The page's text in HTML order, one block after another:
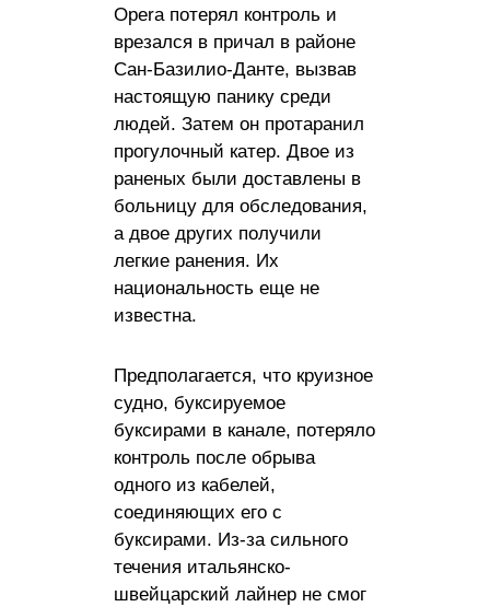
Opera потерял контроль и
врезался в причал в районе
Сан-Базилио-Данте, вызвав
настоящую панику среди
людей. Затем он протаранил
прогулочный катер. Двое из
раненых были доставлены в
больницу для обследования,
а двое других получили
легкие ранения. Их
национальность еще не
известна.
Предполагается, что круизное
судно, буксируемое
буксирами в канале, потеряло
контроль после обрыва
одного из кабелей,
соединяющих его с
буксирами. Из-за сильного
течения итальянско-
швейцарский лайнер не смог